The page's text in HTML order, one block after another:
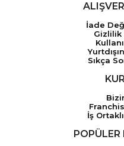
İade
Gizlilik
Sıkça
İş
POPÜLER